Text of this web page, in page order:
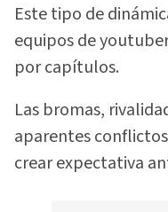
Este tipo de
equipos de
por capítulos.
Las bromas,
aparentes
crear expectativa